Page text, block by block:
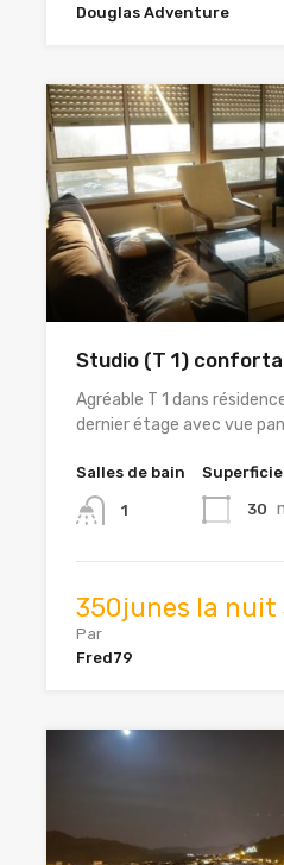
Douglas Adventure
Studio (T 1)
Agréable T 1 dans
dernier étage avec vue
Salles de bain
1
Superficie
30
350junes la nuit
Par
Fred79